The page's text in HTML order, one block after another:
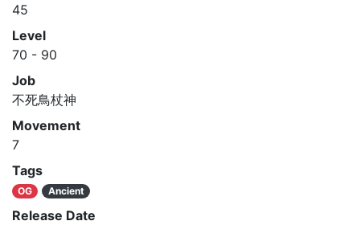
45
Level
70 - 90
Job
不死鳥杖神
Movement
7
Tags
OG Ancient
Release Date